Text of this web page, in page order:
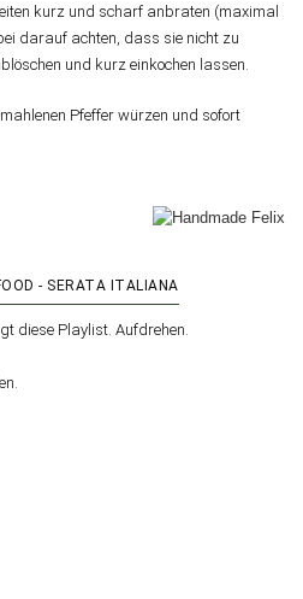
kurz und scharf anbraten (maximal
darauf achten, dass sie nicht zu
und kurz einkochen lassen.
Pfeffer würzen und sofort
- SERATA ITALIANA
diese Playlist. Aufdrehen.